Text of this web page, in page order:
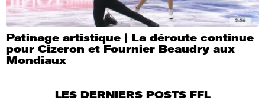
Patinage artistique | La déroute continue
pour Cizeron et Fournier Beaudry aux
Mondiaux
LES DERNIERS POSTS FFL